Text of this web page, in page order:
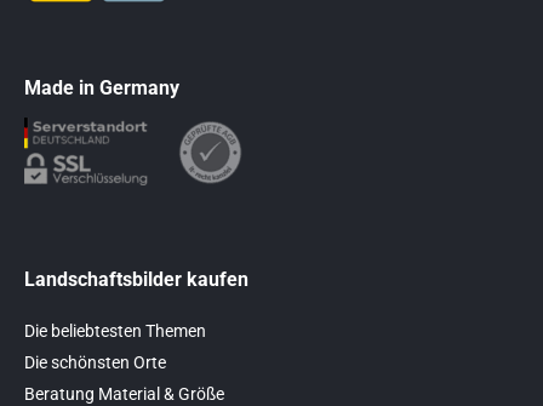
Made in Germany
Landschaftsbilder kaufen
Die beliebtesten Themen
Die schönsten Orte
Beratung Material & Größe